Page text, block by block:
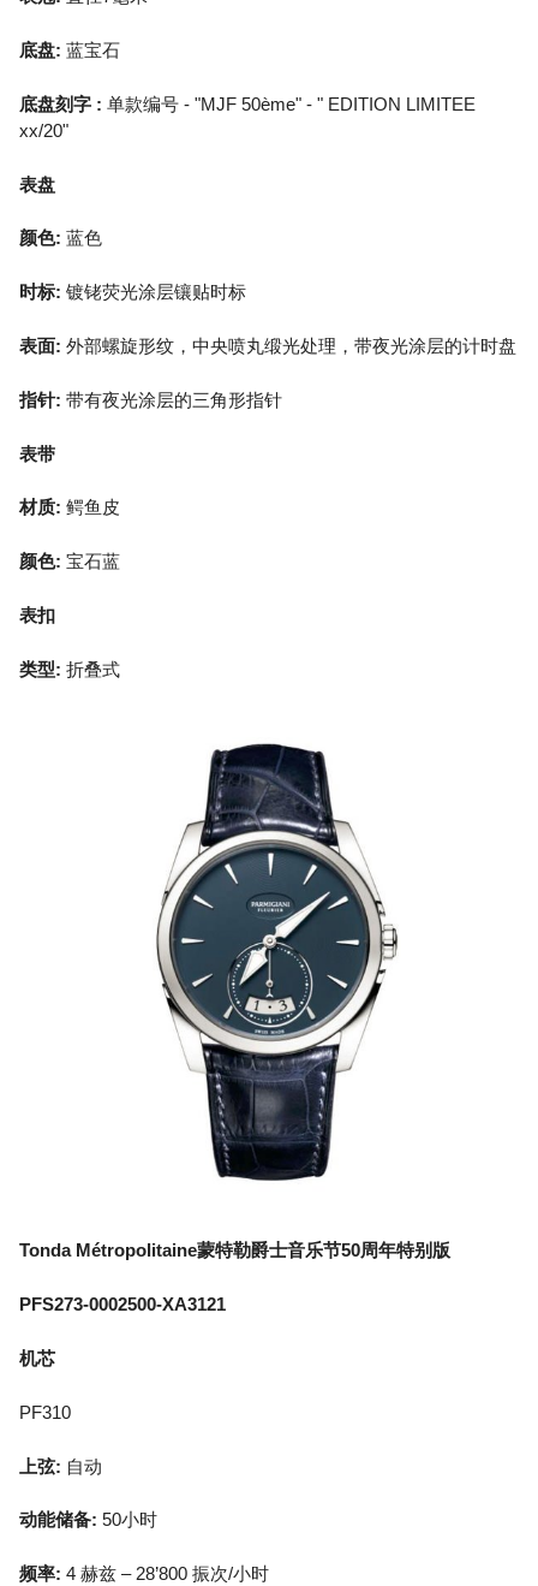
底盘: 蓝宝石
底盘刻字 : 单款编号 - "MJF 50ème" - " EDITION LIMITEE
xx/20"
表盘
颜色: 蓝色
时标: 镀铑荧光涂层镶贴时标
表面: 外部螺旋形纹，中央喷丸缎光处理，带夜光涂层的计时盘
指针: 带有夜光涂层的三角形指针
表带
材质: 鳄鱼皮
颜色: 宝石蓝
表扣
类型: 折叠式
Tonda Métropolitaine蒙特勒爵士音乐节50周年特别版
PFS273-0002500-XA3121
机芯
PF310
上弦: 自动
动能储备: 50小时
频率: 4 赫兹 – 28’800 振次/小时